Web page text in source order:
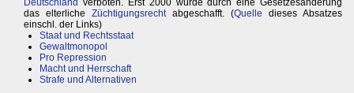
Deutschland verboten. Erst 2000 wurde durch eine Gesetzesänderung
das elterlicheZüchtigungsrechtabgeschafft. (Quelle dieses Absatzes
einschl. der Links)
Staat und Rechtsstaat
Gewaltmonopol
Pro Repression
Macht und Herrschaft
Strafe und Alternativen